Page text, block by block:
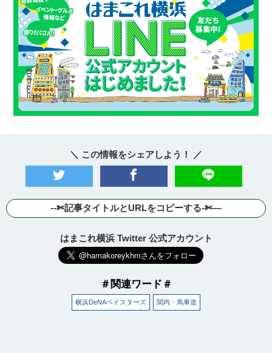
＼ この情報をシェアしよう！ ／
--✄記事タイトルとURLをコピーする-✄—
はまこれ横浜 Twitter 公式アカウント
＃関連ワード＃
横浜DeNAベイスターズ 関内・馬車道